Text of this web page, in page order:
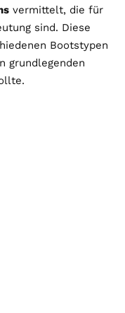
vermittelt, die für
sind. Diese
Bootstypen
grundlegenden